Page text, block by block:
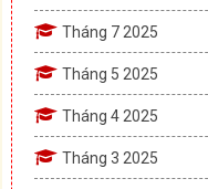
Tháng 7 2025
Tháng 5 2025
Tháng 4 2025
Tháng 3 2025